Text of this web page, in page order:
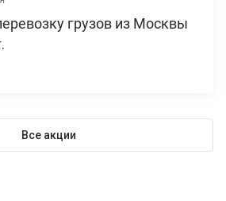
грузов из Москвы
Все акции